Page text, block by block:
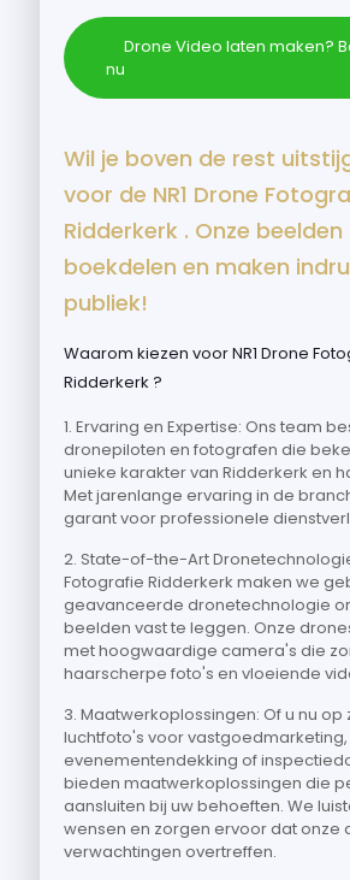
Drone Video laten maken?
nu
Wil je boven de rest
voor de NR1 Drone
Ridderkerk . Onze
boekdelen en maken
publiek!
Waarom kiezen voor NR1 Drone
Ridderkerk ?
1. Ervaring en Expertise: Ons team
dronepiloten en fotografen die
unieke karakter van Ridderkerk en
Met jarenlange ervaring in de
garant voor professionele
2. State-of-the-Art
Fotografie Ridderkerk maken we
geavanceerde dronetechnologie
beelden vast te leggen. Onze
met hoogwaardige camera's die
haarscherpe foto's en vloeiende
3. Maatwerkoplossingen: Of u nu
luchtfoto's voor vastgoedmarketing,
evenementendekking of
bieden maatwerkoplossingen die
aansluiten bij uw behoeften. We
wensen en zorgen ervoor dat onze
verwachtingen overtreffen.